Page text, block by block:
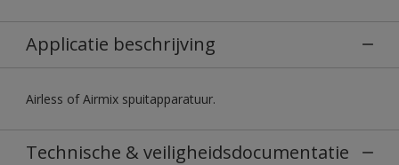
Applicatie beschrijving
Airless of Airmix spuitapparatuur.
Technische & veiligheidsdocumentatie